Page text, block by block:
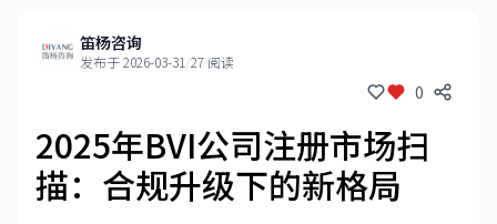
笛杨咨询
发布于 2026-03-31/27 阅读
0
2025年BVI公司注册市场扫
描：合规升级下的新格局